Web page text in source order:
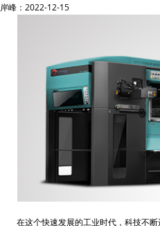
岸峰：2022-12-15
在这个快速发展的工业时代，科技不断